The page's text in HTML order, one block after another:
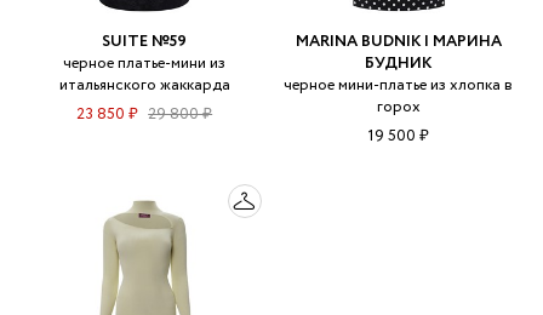
SUITE №59
черное платье-мини из
итальянского жаккарда
23 850 ₽ 29 800 ₽
MARINA BUDNIK | МАРИНА
БУДНИК
черное мини-платье из хлопка в
горох
19 500 ₽